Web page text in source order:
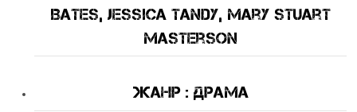
Bates, Jessica Tandy, Mary Stuart
Masterson
Жанр : драма